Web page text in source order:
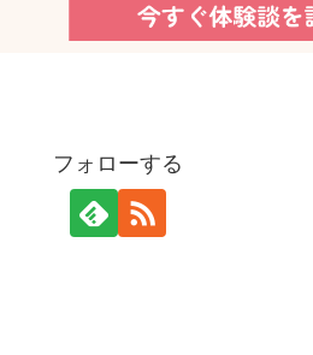
フォローする